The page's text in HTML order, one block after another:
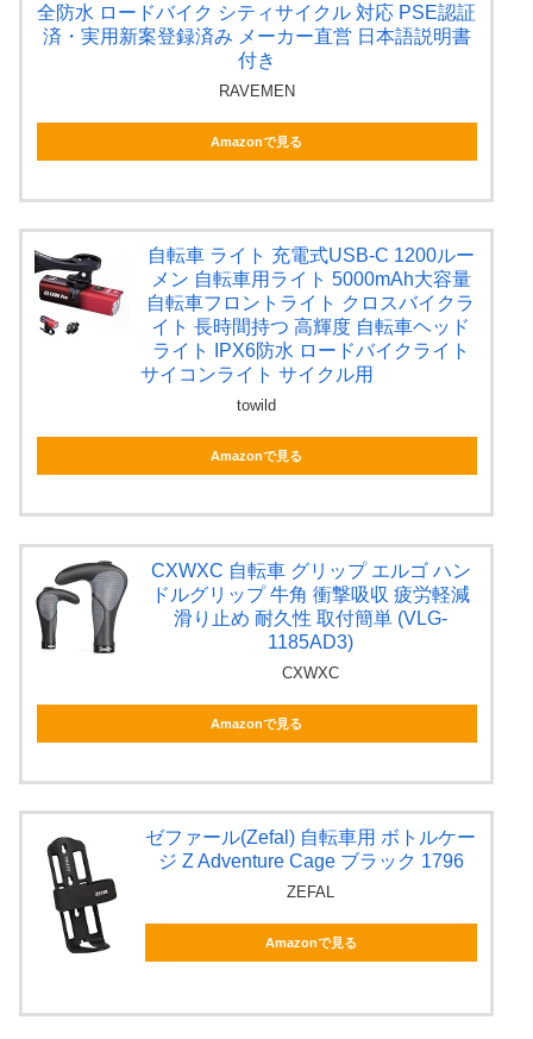
全防水 ロードバイク シティサイクル 対応 PSE認証
済・実用新案登録済み メーカー直営 日本語説明書
付き
RAVEMEN
Amazonで見る
自転車 ライト 充電式USB-C 1200ルー
メン 自転車用ライト 5000mAh大容量
自転車フロントライト クロスバイクラ
イト 長時間持つ 高輝度 自転車ヘッド
ライト IPX6防水 ロードバイクライト
サイコンライト サイクル用
towild
Amazonで見る
CXWXC 自転車 グリップ エルゴ ハン
ドルグリップ 牛角 衝撃吸収 疲労軽減
滑り止め 耐久性 取付簡単 (VLG-
1185AD3)
CXWXC
Amazonで見る
ゼファール(Zefal) 自転車用 ボトルケー
ジ Z Adventure Cage ブラック 1796
ZEFAL
Amazonで見る